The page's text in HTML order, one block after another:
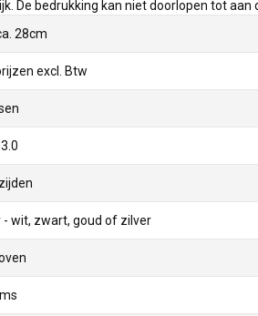
De bedrukking kan niet doorlopen tot aan
28cm
excl. Btw
- wit, zwart, goud of zilver